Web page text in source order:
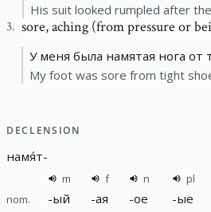
His suit looked rumpled after
3. sore,aching (from pressure or
У меня была намятая нога от
My foot was sore from tight
DECLENSION
намя́т-
m f n
pl
nom.
-ый -ая -ое -ые